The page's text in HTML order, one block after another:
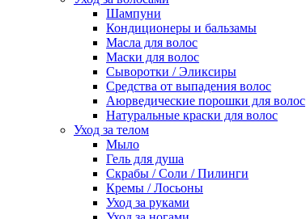
Шампуни
Кондиционеры и бальзамы
Масла для волос
Маски для волос
Сыворотки / Эликсиры
Средства от выпадения волос
Аюрведические порошки для волос
Натуральные краски для волос
Уход за телом
Мыло
Гель для душа
Скрабы / Соли / Пилинги
Кремы / Лосьоны
Уход за руками